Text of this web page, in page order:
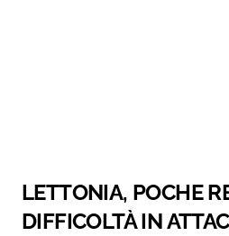
LETTONIA, POCHE
DIFFICOLTÀ IN